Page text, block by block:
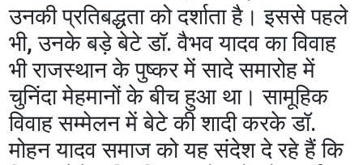
उनकी प्रतिबद्धता को दर्शाता है। इससे पहले
भी, उनके बड़े बेटे डॉ. वैभव यादव का विवाह
भी राजस्थान के पुष्कर में सादे समारोह में
चुनिंदा मेहमानों के बीच हुआ था। सामूहिक
विवाह सम्मेलन में बेटे की शादी करके डॉ.
मोहन यादव समाज को यह संदेश दे रहे हैं कि